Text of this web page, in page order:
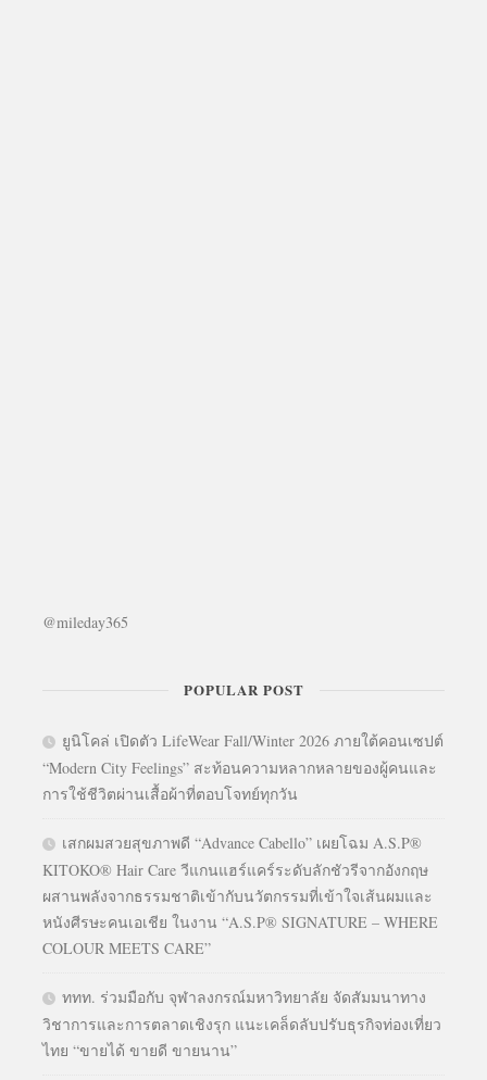
@mileday365
POPULAR POST
ยูนิโคล่ เปิดตัว LifeWear Fall/Winter 2026 ภายใต้คอนเซปต์
“Modern City Feelings” สะท้อนความหลากหลายของผู้คนและ
การใช้ชีวิตผ่านเสื้อผ้าที่ตอบโจทย์ทุกวัน
เสกผมสวยสุขภาพดี “Advance Cabello” เผยโฉม A.S.P®
KITOKO® Hair Care วีแกนแฮร์แคร์ระดับลักชัวรีจากอังกฤษ
ผสานพลังจากธรรมชาติเข้ากับนวัตกรรมที่เข้าใจเส้นผมและ
หนังศีรษะคนเอเชีย ในงาน “A.S.P® SIGNATURE – WHERE
COLOUR MEETS CARE”
ททท. ร่วมมือกับ จุฬาลงกรณ์มหาวิทยาลัย จัดสัมมนาทาง
วิชาการและการตลาดเชิงรุก แนะเคล็ดลับปรับธุรกิจท่องเที่ยว
ไทย “ขายได้ ขายดี ขายนาน”